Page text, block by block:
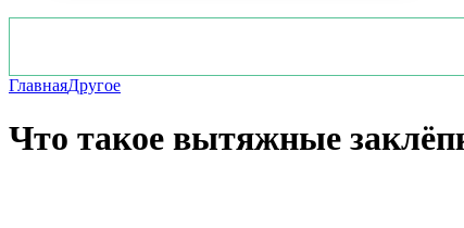
ГлавнаяДругое
Что такое вытяжные